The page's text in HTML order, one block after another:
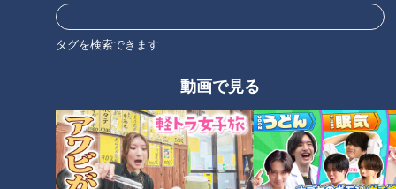
タグを検索できます
動画で見る
ほぼ三重・大台町だけ愛されフ
だきます！【チャント！】